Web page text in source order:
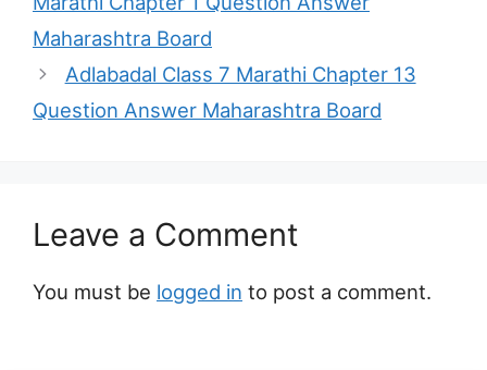
Maharashtra Board
Adlabadal Class 7 Marathi Chapter 13
Question Answer Maharashtra Board
Leave a Comment
You must be logged in to post a comment.